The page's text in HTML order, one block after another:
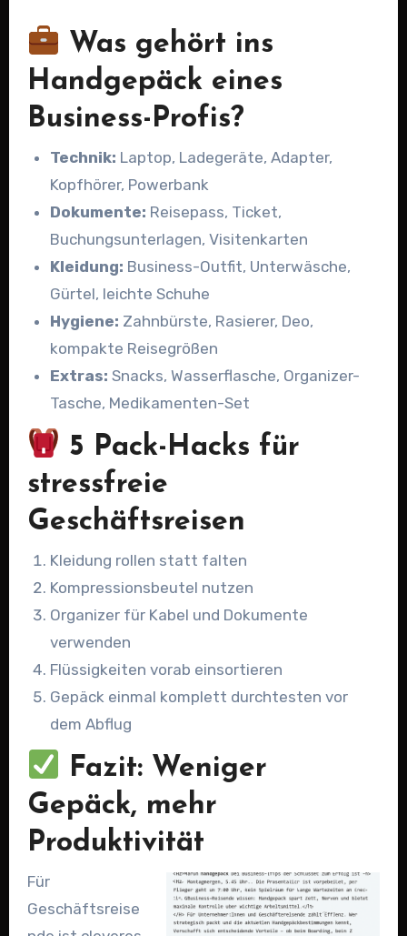
Was gehört ins
Handgepäck eines
Business-Profis?
Technik: Laptop, Ladegeräte, Adapter,
Kopfhörer, Powerbank
Dokumente: Reisepass, Ticket,
Buchungsunterlagen, Visitenkarten
Kleidung: Business-Outfit, Unterwäsche,
Gürtel, leichte Schuhe
Hygiene: Zahnbürste, Rasierer, Deo,
kompakte Reisegrößen
Extras: Snacks, Wasserflasche, Organizer-
Tasche, Medikamenten-Set
5 Pack-Hacks für
stressfreie
Geschäftsreisen
Kleidung rollen statt falten
Kompressionsbeutel nutzen
Organizer für Kabel und Dokumente
verwenden
Flüssigkeiten vorab einsortieren
Gepäck einmal komplett durchtesten vor
dem Abflug
Fazit: Weniger
Gepäck, mehr
Produktivität
Für
Geschäftsreise